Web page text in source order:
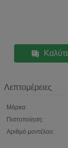
Λεπτομέρειες
Μάρκα:
Πιστοποίηση:
Αριθμό μοντέλου: